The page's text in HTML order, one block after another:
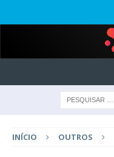
INÍCIO OUTROS